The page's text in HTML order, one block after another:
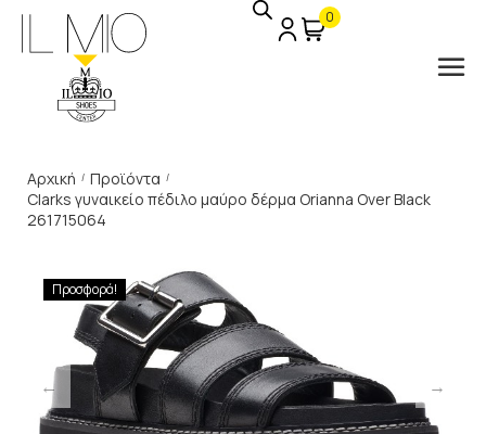
0
Αρχική / Προϊόντα /
Clarks γυναικείο πέδιλο μαύρο δέρμα Orianna Over Black
261715064
Προσφορά!